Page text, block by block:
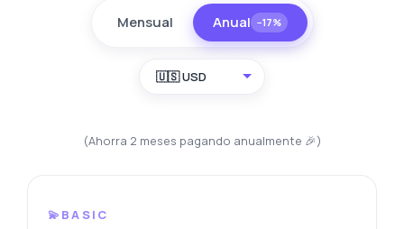
Mensual Anual −17%
🇺🇸 USD
(Ahorra 2 meses pagando anualmente 🎉)
💫BASIC